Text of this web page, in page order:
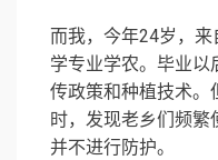
而我，今年24岁，
学专业学农。毕业以
传政策和种植技术。
时，发现老乡们频
并不进行防护。